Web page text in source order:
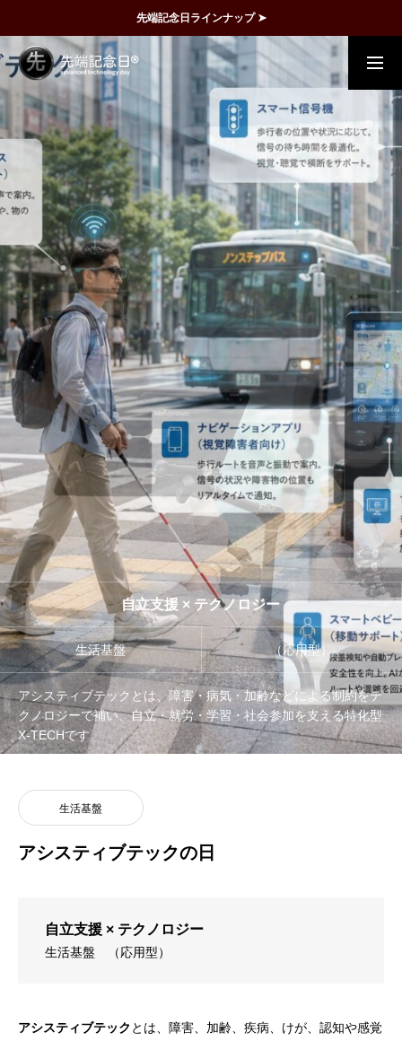
先端記念日ラインナップ ➤
概要 事例 FAQ
動画で理解
記念日一覧
メディア掲載
運営団体
管理団体
協議会
自立支援 × テクノロジー
生活基盤 （応用型）
アシスティブテックとは、障害・病気・加齢などによる制約をテ
クノロジーで補い、自立・就労・学習・社会参加を支える特化型
X-TECHです
生活基盤
アシスティブテックの日
自立支援 × テクノロジー
生活基盤 （応用型）
アシスティブテック とは、障害、加齢、疾病、けが、認知や感覚